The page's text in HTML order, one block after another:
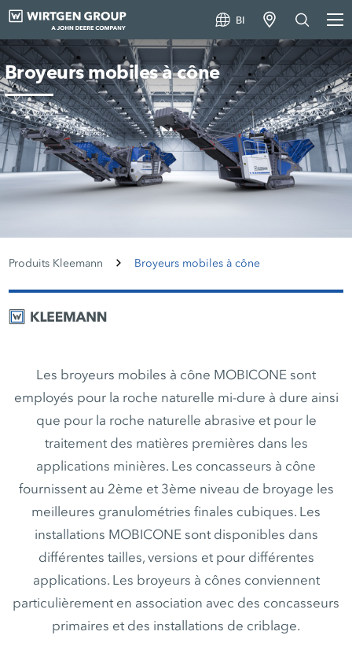
BI
Broyeurs mobiles à cône
Produits Kleemann Broyeurs mobiles à cône
Les broyeurs mobiles à cône MOBICONE sont
employés pour la roche naturelle mi-dure à dure ainsi
que pour la roche naturelle abrasive et pour le
traitement des matières premières dans les
applications minières. Les concasseurs à cône
fournissent au 2ème et 3ème niveau de broyage les
meilleures granulométries finales cubiques. Les
installations MOBICONE sont disponibles dans
différentes tailles, versions et pour différentes
applications. Les broyeurs à cônes conviennent
particulièrement en association avec des concasseurs
primaires et des installations de criblage.